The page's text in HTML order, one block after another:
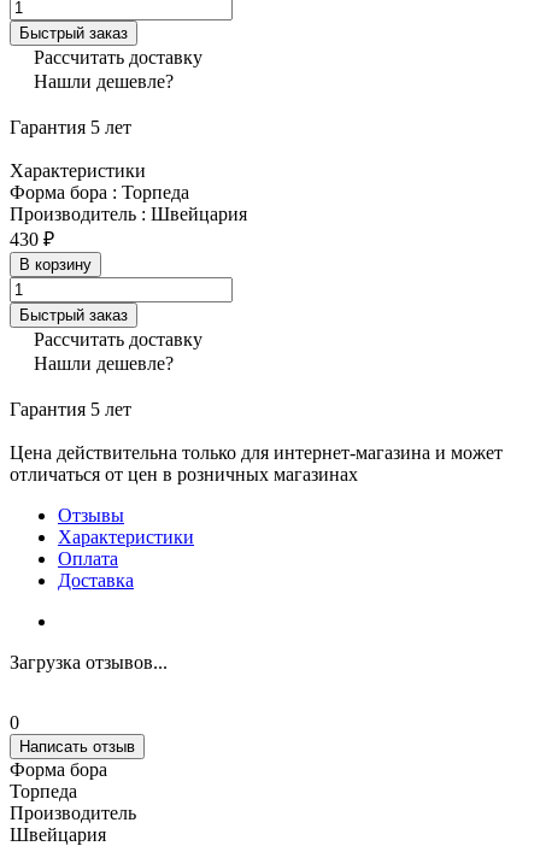
Быстрый заказ
Рассчитать доставку
Нашли дешевле?
Гарантия 5 лет
Характеристики
Форма бора : Торпеда
Производитель : Швейцария
430 ₽
В корзину
Быстрый заказ
Рассчитать доставку
Нашли дешевле?
Гарантия 5 лет
Цена действительна только для интернет-магазина и может
отличаться от цен в розничных магазинах
Отзывы
Характеристики
Оплата
Доставка
Загрузка отзывов...
0
Написать отзыв
Форма бора
Торпеда
Производитель
Швейцария